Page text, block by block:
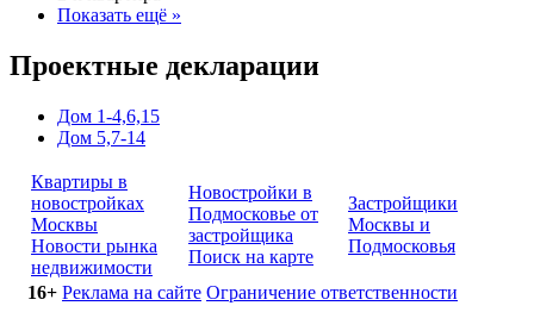
Показать ещё »
Проектные декларации
Дом 1-4,6,15
Дом 5,7-14
Квартиры в
новостройках
Москвы
Новости рынка
недвижимости
Новостройки в
Подмосковье от
застройщика
Поиск на карте
Застройщики
Москвы и
Подмосковья
16+ Реклама на сайте Ограничение ответственности